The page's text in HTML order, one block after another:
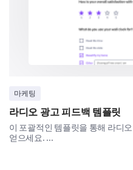
Testimonials/
Sense of urgency
Liked the visual
Ad Preferences and
In your own words,
media advertisements
마케팅
라디오 광고 피드백 템플릿
이 포괄적인 템플릿을 통해 라디
얻으세요. ...